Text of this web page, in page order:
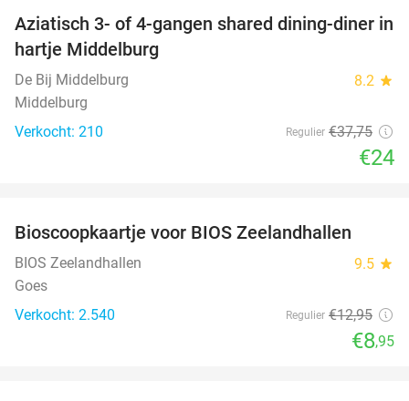
36%
Aziatisch 3- of 4-gangen shared dining-diner in
hartje Middelburg
De Bij Middelburg 8.2 star
Middelburg
Verkocht: 210
Regulier €37,75
€24
Bioscoopkaartje voor BIOS Zeelandhallen
BIOS Zeelandhallen 9.5 star
Goes
Verkocht: 2.540
Regulier €12,95
€8,95